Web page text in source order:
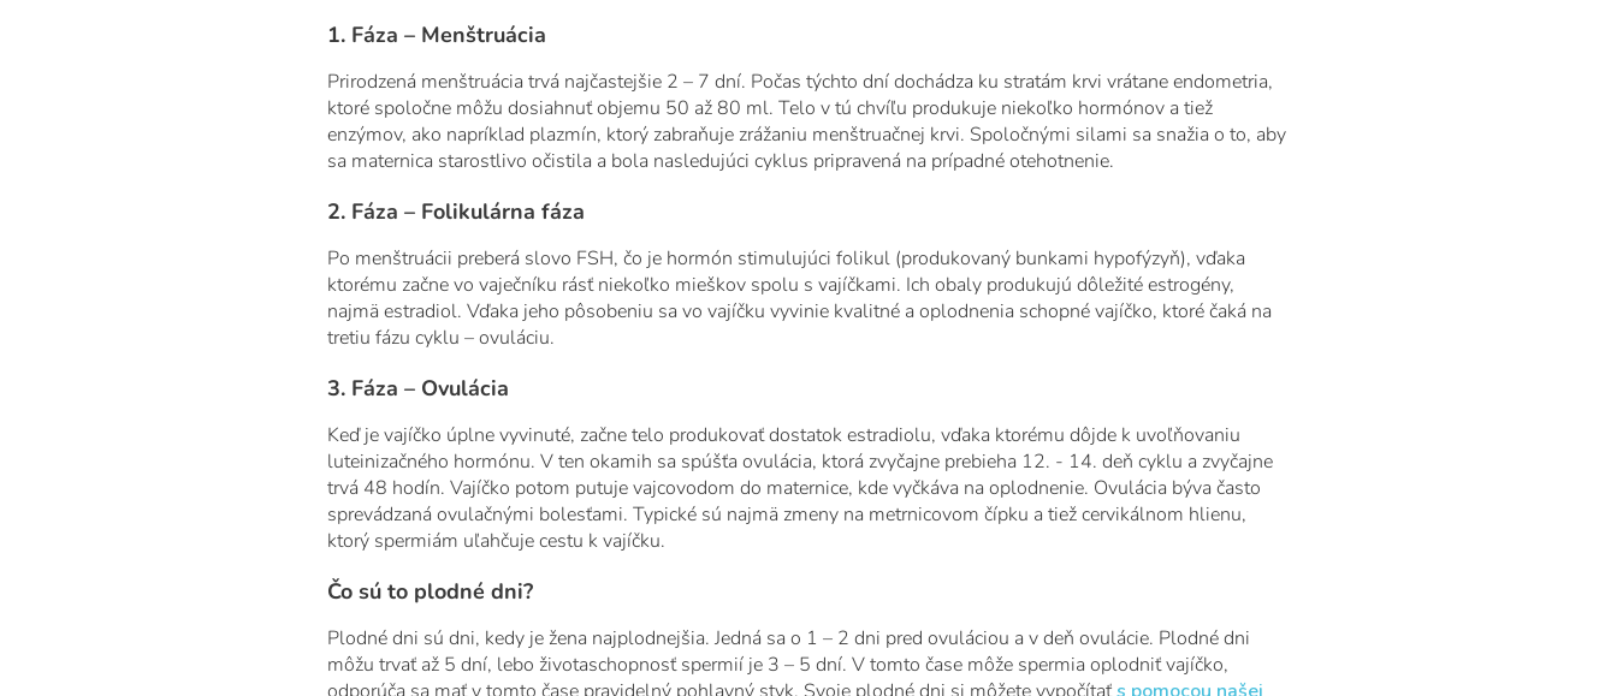
1. Fáza – Menštruácia
Prirodzená menštruácia trvá najčastejšie 2 – 7 dní. Počas týchto dní dochádza ku stratám krvi vrátane endometria,
ktoré spoločne môžu dosiahnuť objemu 50 až 80 ml. Telo v tú chvíľu produkuje niekoľko hormónov a tiež
enzýmov, ako napríklad plazmín, ktorý zabraňuje zrážaniu menštruačnej krvi. Spoločnými silami sa snažia o to, aby
sa maternica starostlivo očistila a bola nasledujúci cyklus pripravená na prípadné otehotnenie.
2. Fáza – Folikulárna fáza
Po menštruácii preberá slovo FSH, čo je hormón stimulujúci folikul (produkovaný bunkami hypofýzyň), vďaka
ktorému začne vo vaječníku rásť niekoľko mieškov spolu s vajíčkami. Ich obaly produkujú dôležité estrogény,
najmä estradiol. Vďaka jeho pôsobeniu sa vo vajíčku vyvinie kvalitné a oplodnenia schopné vajíčko, ktoré čaká na
tretiu fázu cyklu – ovuláciu.
3. Fáza – Ovulácia
Keď je vajíčko úplne vyvinuté, začne telo produkovať dostatok estradiolu, vďaka ktorému dôjde k uvoľňovaniu
luteinizačného hormónu. V ten okamih sa spúšťa ovulácia, ktorá zvyčajne prebieha 12. - 14. deň cyklu a zvyčajne
trvá 48 hodín. Vajíčko potom putuje vajcovodom do maternice, kde vyčkáva na oplodnenie. Ovulácia býva často
sprevádzaná ovulačnými bolesťami. Typické sú najmä zmeny na metrnicovom čípku a tiež cervikálnom hlienu,
ktorý spermiám uľahčuje cestu k vajíčku.
Čo sú to plodné dni?
Plodné dni sú dni, kedy je žena najplodnejšia. Jedná sa o 1 – 2 dni pred ovuláciou a v deň ovulácie. Plodné dni
môžu trvať až 5 dní, lebo životaschopnosť spermií je 3 – 5 dní. V tomto čase môže spermia oplodniť vajíčko,